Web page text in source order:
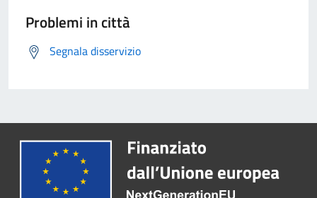
Problemi in città
Segnala disservizio